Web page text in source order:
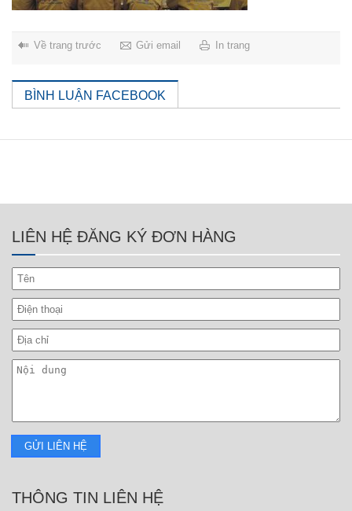
Về trang trước Gửi email In trang
BÌNH LUẬN FACEBOOK
LIÊN HỆ ĐĂNG KÝ ĐƠN HÀNG
THÔNG TIN LIÊN HỆ